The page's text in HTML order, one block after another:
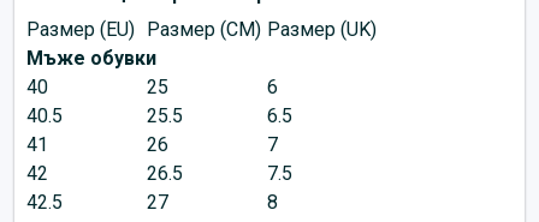
Размер (EU) Размер (CM) Размер (UK)
Мъже обувки
40
25
6
40.5
25.5
6.5
41
26
7
42
26.5
7.5
42.5
27
8